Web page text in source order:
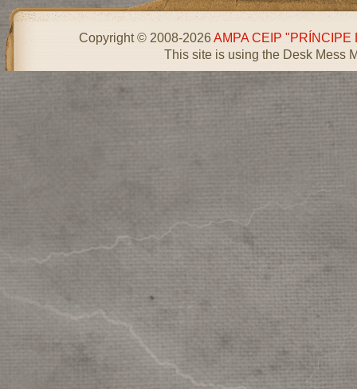
Copyright © 2008-2026AMPA CEIP "PRÍNCIPE
This site is using the Desk Mess